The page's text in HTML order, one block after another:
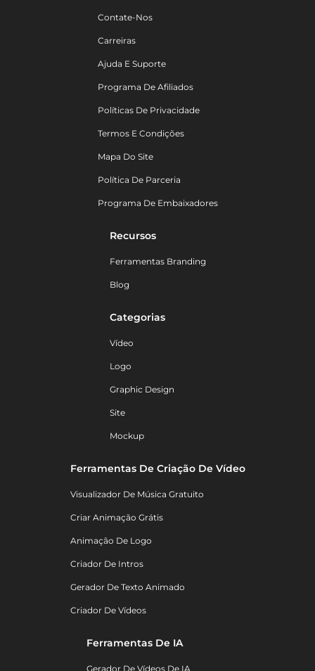
Contate-Nos
Carreiras
Ajuda E Suporte
Programa De Afiliados
Políticas De Privacidade
Termos E Condições
Mapa Do Site
Política De Parceria
Programa De Embaixadores
Recursos
Ferramentas Branding
Blog
Categorias
Vídeo
Logo
Graphic Design
Site
Mockup
Ferramentas De Criação De Vídeo
Visualizador De Música Gratuito
Criar Animação Grátis
Animação De Logo
Criador De Intros
Gerador De Texto Animado
Criador De Vídeos
Ferramentas De IA
Gerador De Vídeos De IA